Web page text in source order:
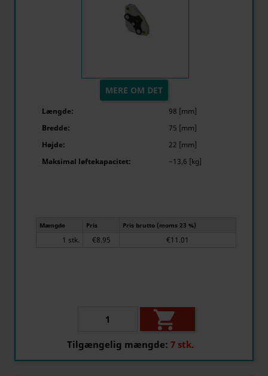
MERE OM DET
Længde:
98 [mm]
Bredde:
75 [mm]
Højde:
22 [mm]
Maksimal løftekapacitet:
~13,6 [kg]
Mængde Pris Pris brutto (moms 23 %)
1 stk. €8.95 €11.01

Tilgængelig mængde: 7 stk.